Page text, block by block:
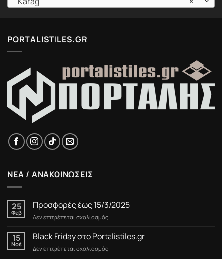
PORTALISTILES.GR
ΝΕΑ / ΑΝΑΚΟΙΝΩΣΕΙΣ
25
Φεβ
Προσφορές έως 15/3/2025
Δεν επιτρέπεται σχολιασμόςστο
έως
15/3/2025
15
Νοέ
Black Friday στο Portalistiles.gr
Δεν επιτρέπεται σχολιασμόςστο